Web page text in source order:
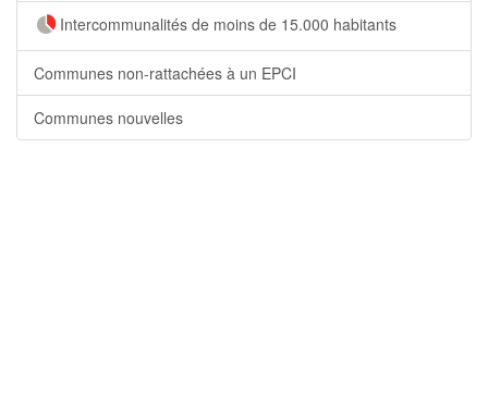
Intercommunalités de moins de 15.000 habitants
Communes non-rattachées à un EPCI
Communes nouvelles